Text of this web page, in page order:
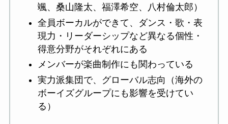
颯、桑山隆太、福澤希空、八村倫太郎）
全員ボーカルができて、ダンス・歌・表
現力・リーダーシップなど異なる個性・
得意分野がそれぞれにある
メンバーが楽曲制作にも関わっている
実力派集団で、グローバル志向（海外の
ボーイズグループにも影響を受けてい
る）